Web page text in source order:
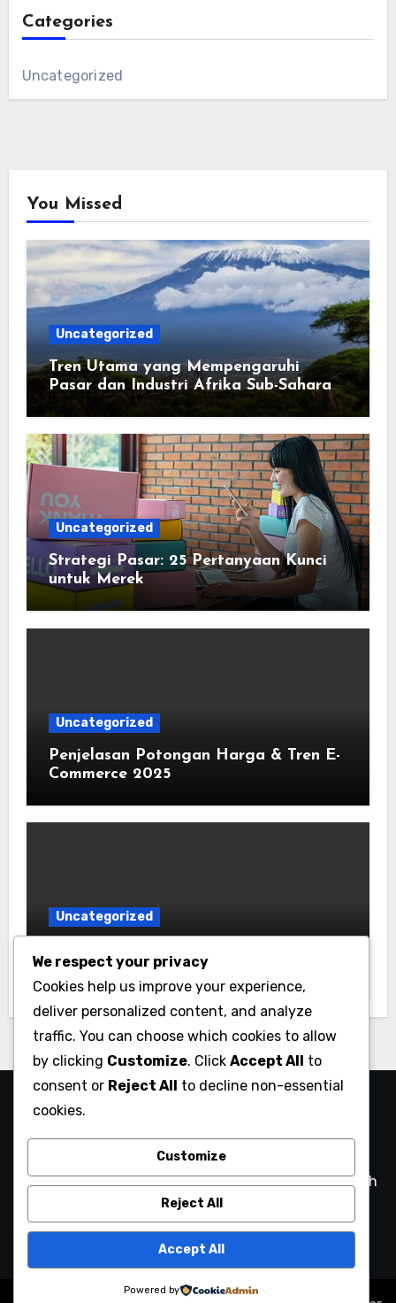
Categories
Uncategorized
You Missed
Uncategorized
Tren Utama yang Mempengaruhi
Pasar dan Industri Afrika Sub-Sahara
Uncategorized
Strategi Pasar: 25 Pertanyaan Kunci
untuk Merek
Uncategorized
Penjelasan Potongan Harga & Tren E-
Commerce 2025
Uncategorized
Pasar dan Industri Australasia
The Integrated Retailer –
Solusi Ritel Modern
Dari Toko ke Online – Integrasi Ritel yang Lebih Mudah
We respect your privacy
Cookies help us improve your experience,
deliver personalized content, and analyze
traffic. You can choose which cookies to allow
by clicking Customize. Click Accept All to
consent or Reject All to decline non-essential
cookies.
Customize
Reject All
Accept All
Powered by